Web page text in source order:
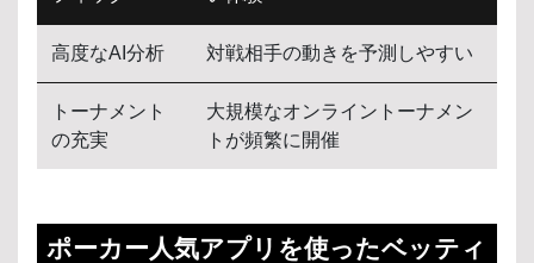
高度なAI分析 対戦相手の動きを予測しやすい
トーナメント
の充実
大規模なオンライントーナメン
トが頻繁に開催
ポーカー人気アプリを使ったベッティ